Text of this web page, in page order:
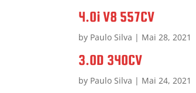
4.0i V8 557CV
by Paulo Silva | Mai 28, 2021
3.0D 340CV
by Paulo Silva | Mai 24, 2021